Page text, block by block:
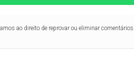
ao direito de reprovar ou eliminar